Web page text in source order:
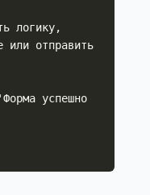
или отправить